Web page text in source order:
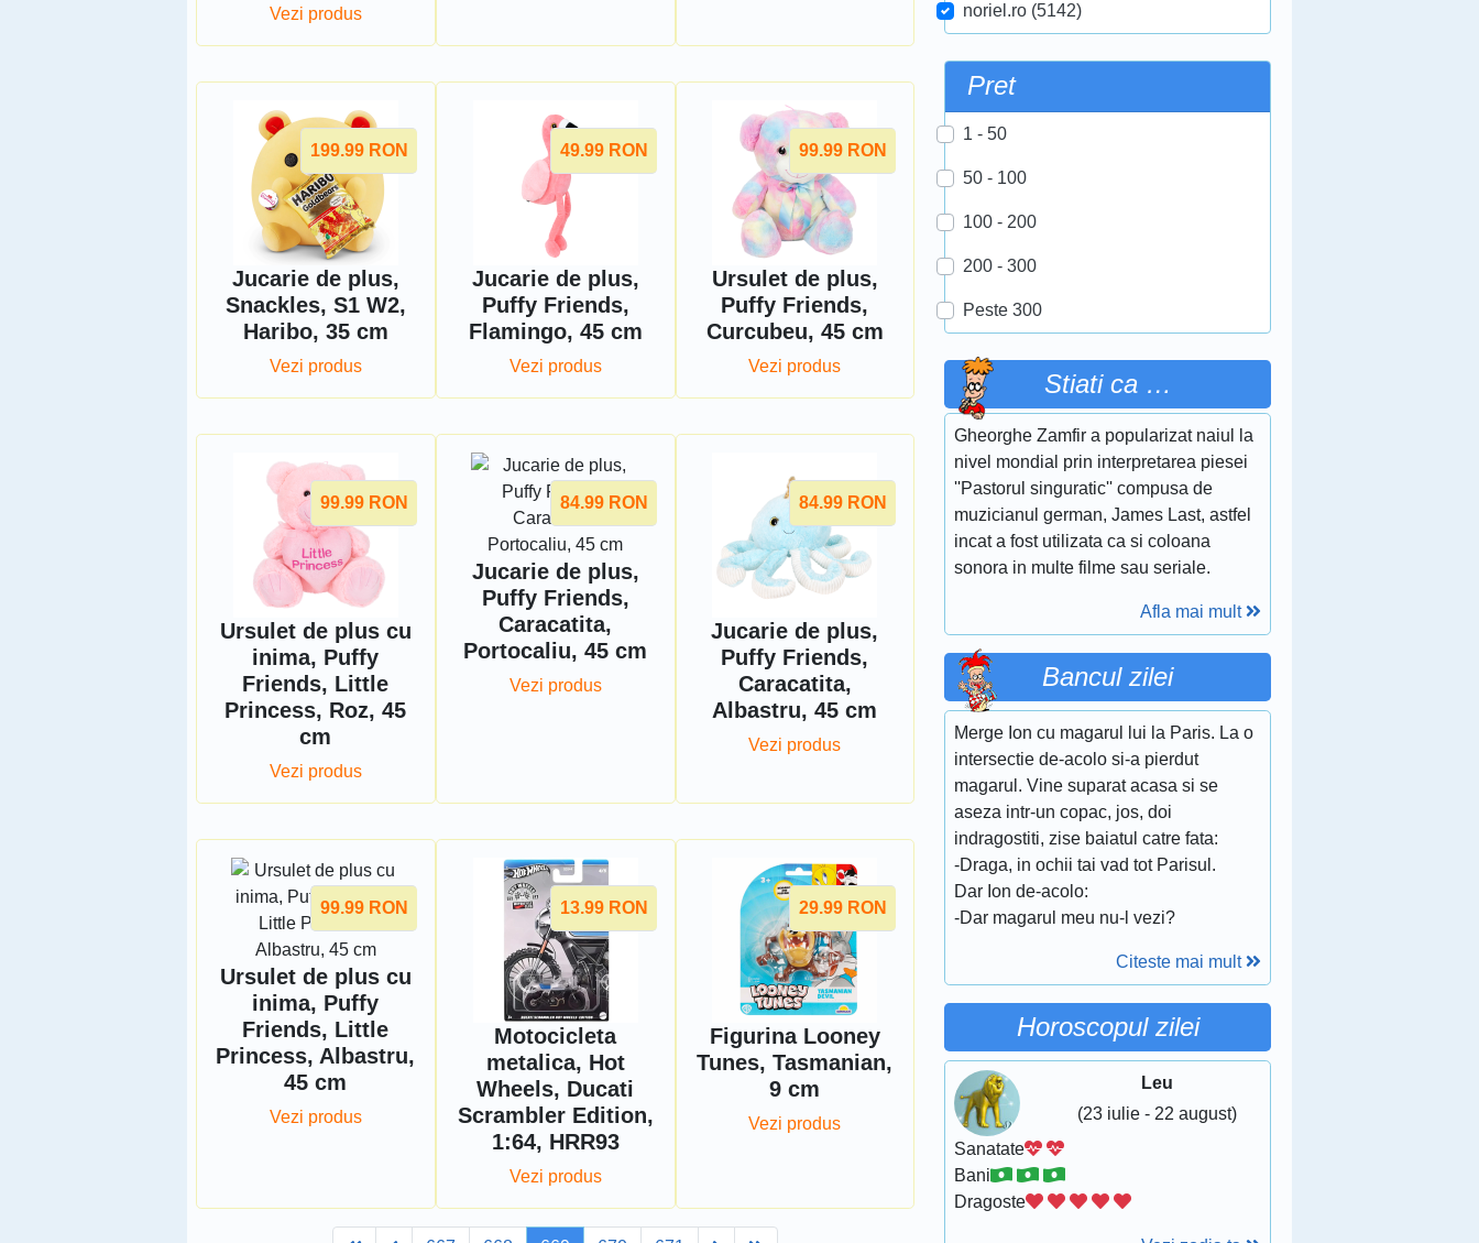
Vezi produs
199.99 RON
Jucarie de plus,
Snackles, S1 W2,
Haribo, 35 cm
Vezi produs
49.99 RON
Jucarie de plus,
Puffy Friends,
Flamingo, 45 cm
Vezi produs
99.99 RON
Ursulet de plus,
Puffy Friends,
Curcubeu, 45 cm
Vezi produs
99.99 RON
Ursulet de plus cu
inima, Puffy
Friends, Little
Princess, Roz, 45
cm
Vezi produs
84.99 RON
Jucarie de plus,
Puffy Friends,
Caracatita,
Portocaliu, 45 cm
Vezi produs
84.99 RON
Jucarie de plus,
Puffy Friends,
Caracatita,
Albastru, 45 cm
Vezi produs
99.99 RON
Ursulet de plus cu
inima, Puffy
Friends, Little
Princess, Albastru,
45 cm
Vezi produs
13.99 RON
Motocicleta
metalica, Hot
Wheels, Ducati
Scrambler Edition,
1:64, HRR93
Vezi produs
29.99 RON
Figurina Looney
Tunes, Tasmanian,
9 cm
Vezi produs
noriel.ro (5142)
Pret
1 - 50
50 - 100
100 - 200
200 - 300
Peste 300
Stiati ca …
Gheorghe Zamfir a popularizat naiul la
nivel mondial prin interpretarea piesei
''Pastorul singuratic'' compusa de
muzicianul german, James Last, astfel
incat a fost utilizata ca si coloana
sonora in multe filme sau seriale.
Afla mai mult
Bancul zilei
Merge Ion cu magarul lui la Paris. La o
intersectie de-acolo si-a pierdut
magarul. Vine suparat acasa si se
aseza intr-un copac, jos, doi
indragostiti, zise baiatul catre fata:
-Draga, in ochii tai vad tot Parisul.
Dar Ion de-acolo:
-Dar magarul meu nu-l vezi?
Citeste mai mult
Horoscopul zilei
Leu
(23 iulie - 22 august)
Sanatate
Bani
Dragoste